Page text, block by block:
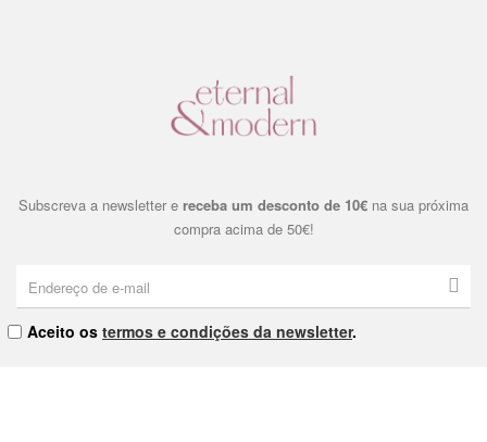
Subscreva a newsletter e receba um desconto de 10€ na sua próxima
compra acima de 50€!
Aceito os termos e condições da newsletter.